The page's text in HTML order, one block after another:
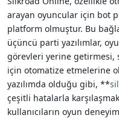
i
arayan oyuncular için bot
platform olmuştur. Bu
üçüncü parti yazılımlar,
görevleri yerine getirmesi,
için otomatize etmelerine
yazılımda olduğu gibi, **
çeşitli hatalarla
kullanıcıların oyun